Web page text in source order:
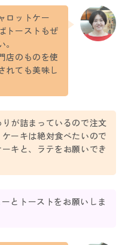
ロットケー
トーストもぜ
店のものを使
れても美味し
が詰まっているので注文
ーキは絶対食べたいので
キと、ラテをお願いでき
とトーストをお願いしま